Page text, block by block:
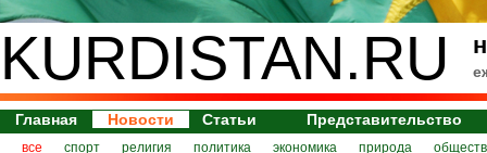
KURDISTAN.RU
Главная Новости Статьи Представительство
все спорт религия политика экономика природа